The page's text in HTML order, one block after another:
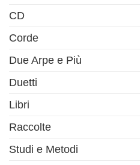
CD
Corde
Due Arpe e Più
Duetti
Libri
Raccolte
Studi e Metodi